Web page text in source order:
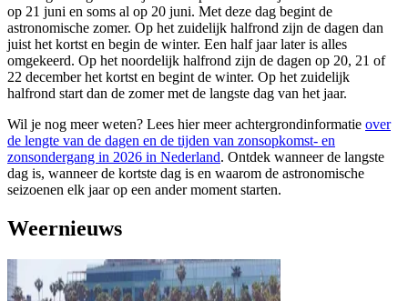
op 21 juni en soms al op 20 juni. Met deze dag begint de
astronomische zomer. Op het zuidelijk halfrond zijn de dagen dan
juist het kortst en begin de winter. Een half jaar later is alles
omgekeerd. Op het noordelijk halfrond zijn de dagen op 20, 21 of
22 december het kortst en begint de winter. Op het zuidelijk
halfrond start dan de zomer met de langste dag van het jaar.
Wil je nog meer weten? Lees hier meer achtergrondinformatie over
de lengte van de dagen en de tijden van zonsopkomst- en
zonsondergang in 2026 in Nederland. Ontdek wanneer de langste
dag is, wanneer de kortste dag is en waarom de astronomische
seizoenen elk jaar op een ander moment starten.
Weernieuws